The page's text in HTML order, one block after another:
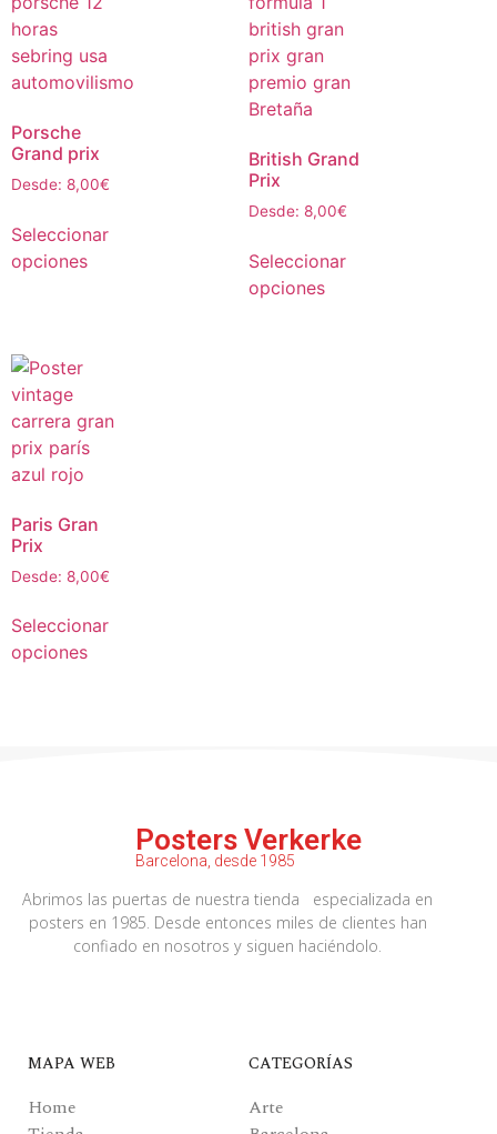
Porsche
Grand prix
Desde: 8,00€
Seleccionar
opciones
British Grand
Prix
Desde: 8,00€
Seleccionar
opciones
Paris Gran
Prix
Desde: 8,00€
Seleccionar
opciones
Posters Verkerke
Barcelona, desde 1985
Abrimos las puertas de nuestra tienda especializada en
posters en 1985. Desde entonces miles de clientes han
confiado en nosotros y siguen haciéndolo.
MAPA WEB
Home
CATEGORÍAS
Arte